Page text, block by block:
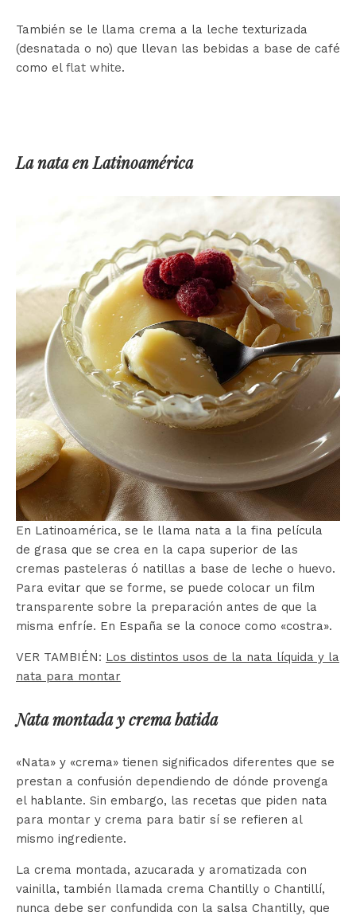
También se le llama crema a la leche texturizada
(desnatada o no) que llevan las bebidas a base de café
como el flat white.
La nata en Latinoamérica
En Latinoamérica, se le llama nata a la fina película
de grasa que se crea en la capa superior de las
cremas pasteleras ó natillas a base de leche o huevo.
Para evitar que se forme, se puede colocar un film
transparente sobre la preparación antes de que la
misma enfríe. En España se la conoce como «costra».
VER TAMBIÉN: Los distintos usos de la nata líquida y la
nata para montar
Nata montada y crema batida
«Nata» y «crema» tienen significados diferentes que se
prestan a confusión dependiendo de dónde provenga
el hablante. Sin embargo, las recetas que piden nata
para montar y crema para batir sí se refieren al
mismo ingrediente.
La crema montada, azucarada y aromatizada con
vainilla, también llamada crema Chantilly o Chantillí,
nunca debe ser confundida con la salsa Chantilly, que